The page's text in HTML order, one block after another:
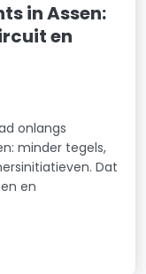
in Assen:
en
onlangs
minder tegels,
Dat
en